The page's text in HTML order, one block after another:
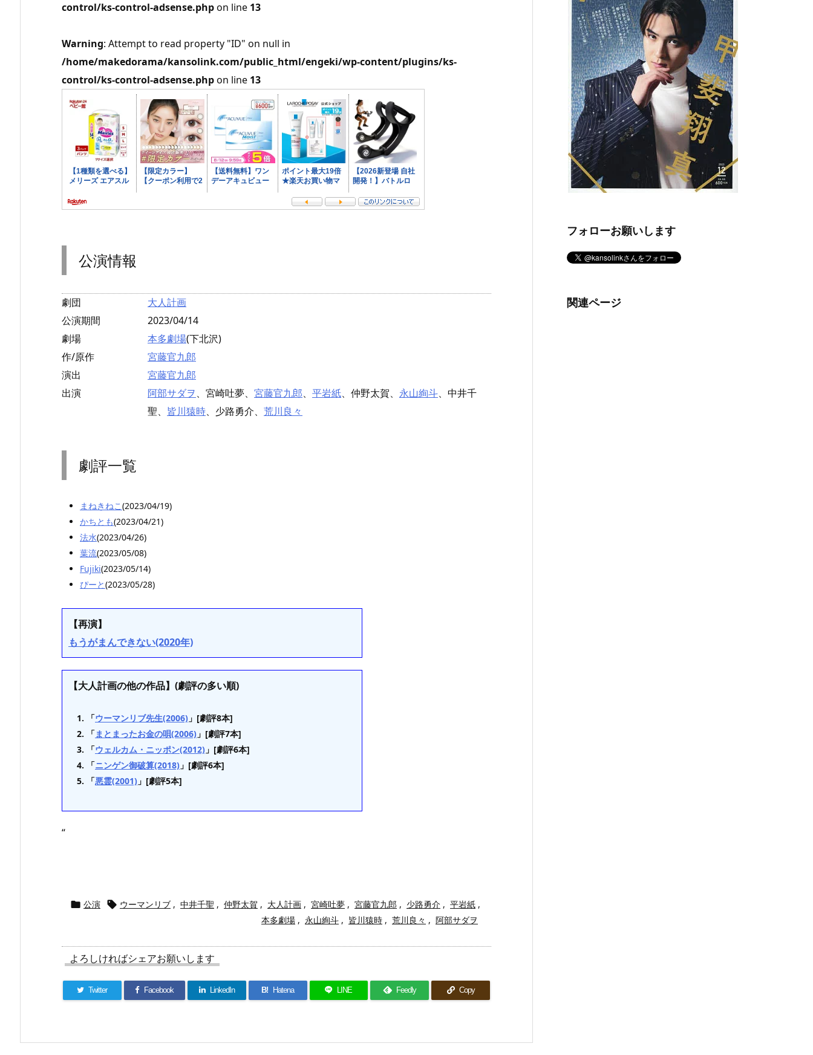
control/ks-control-adsense.phpon line 13
Warning: Attempt to read property "ID" on null in
/home/makedorama/kansolink.com/public_html/engeki/wp-content/plugins/ks-
control/ks-control-adsense.phpon line 13
公演情報
劇団
大人計画
公演期間
2023/04/14
劇場
本多劇場(下北沢)
作/原作
宮藤官九郎
演出
宮藤官九郎
出演
阿部サダヲ、宮崎吐夢、 宮藤官九郎、 平岩紙、仲野太賀、 永山絢斗、中井千
聖、 皆川猿時、少路勇介、 荒川良々
劇評一覧
まねきねこ(2023/04/19)
かちとも(2023/04/21)
法水(2023/04/26)
葉流(2023/05/08)
Fujiki(2023/05/14)
ぴーと(2023/05/28)
【再演】
もうがまんできない(2020年)
【大人計画の他の作品】(劇評の多い順)
「ウーマンリブ先生(2006) 」[劇評8本]
「まとまったお金の唄(2006) 」[劇評7本]
「ウェルカム・ニッポン(2012) 」[劇評6本]
「ニンゲン御破算(2018) 」[劇評6本]
「悪霊(2001) 」[劇評5本]
“
 公演  ウーマンリブ , 中井千聖 , 仲野太賀 , 大人計画 , 宮崎吐夢 , 宮藤官九郎 , 少路勇介 , 平岩紙 ,
本多劇場 , 永山絢斗 , 皆川猿時 , 荒川良々 , 阿部サダヲ
よろしければシェアお願いします
Twitter Facebook LinkedIn B! Hatena LINE Feedly Copy
フォローお願いします
関連ページ